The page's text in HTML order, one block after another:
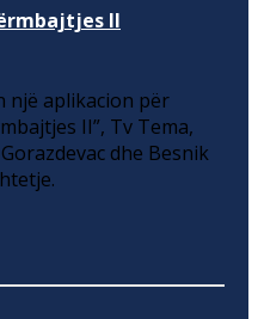
II
një aplikacion për
II”, Tv Tema,
dhe Besnik